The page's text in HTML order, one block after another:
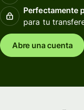
Perfectamente
para tu
Abre una cuenta